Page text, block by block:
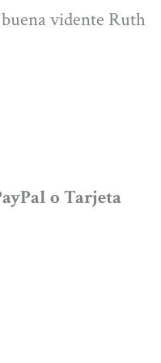
vidente Ruth
o Tarjeta